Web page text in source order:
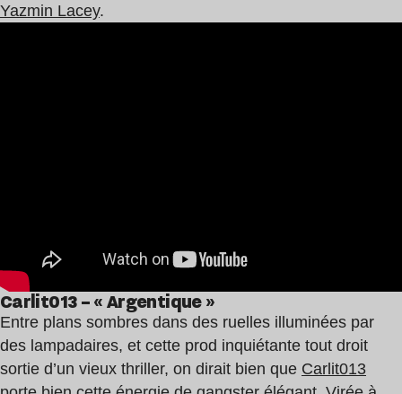
Yazmin Lacey.
Carlit013 – « Argentique »
Entre plans sombres dans des ruelles illuminées par
des lampadaires, et cette prod inquiétante tout droit
sortie d’un vieux thriller, on dirait bien que Carlit013